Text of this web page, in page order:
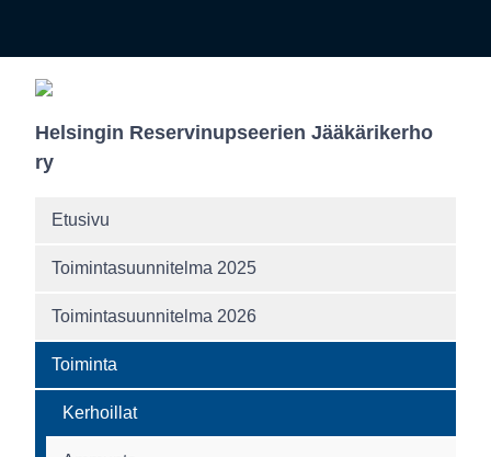
Helsingin Reservinupseerien Jääkärikerho
ry
Etusivu
Toimintasuunnitelma 2025
Toimintasuunnitelma 2026
Toiminta
Kerhoillat